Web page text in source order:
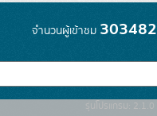
จำนวนผู้เข้าชม 303482
รุ่นโปรแกรม: 2.1.0